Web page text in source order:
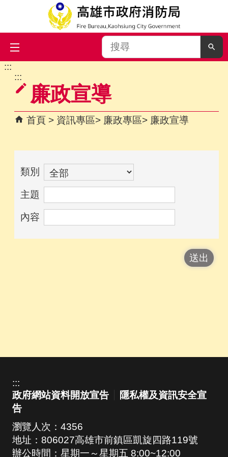
跳到主要內容區塊
搜
尋
:::
:::
廉政宣導
首頁 資訊專區 廉政專區 廉政宣導
類別
主題
內容
:::
政府網站資料開放宣告
隱私權及資訊安全宣
告
瀏覽人次： 4356
地址：806027高雄市前鎮區凱旋四路119號
辦公時間：星期一～星期五 8:00~12:00